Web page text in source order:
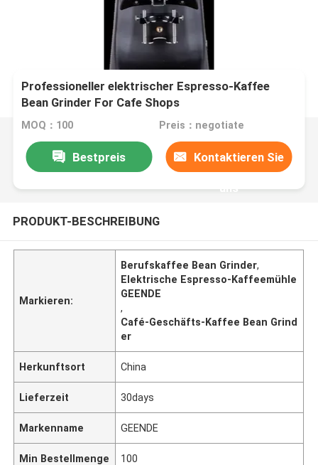
Professioneller elektrischer Espresso-Kaffee
Bean Grinder For Cafe Shops
MOQ：100 Preis：negotiate
Bestpreis Kontaktieren Sie
uns
PRODUKT-BESCHREIBUNG
Markieren:
Berufskaffee Bean Grinder,
Elektrische Espresso-Kaffeemühle
GEENDE
,
Café-Geschäfts-Kaffee Bean Grind
er
Herkunftsort China
Lieferzeit 30days
Markenname GEENDE
Min Bestellmenge 100